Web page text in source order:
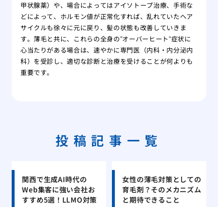
甲状腺薬）や、場合によってはアイソトープ治療、手術な
どによって、ホルモン値が正常化すれば、乱れていたヘア
サイクルも徐々に元に戻り、髪の状態も改善していきま
す。薄毛と共に、これらの全身の”オーバーヒート”症状に
心当たりがある場合は、速やかに専門医（内科・内分泌内
科）を受診し、適切な診断と治療を受けることが何よりも
重要です。
投稿記事一覧
関西で生成AI時代の
Web集客に強い会社お
すすめ5選！LLMO対策
女性の薄毛対策としての
育毛剤？そのメカニズム
と期待できること